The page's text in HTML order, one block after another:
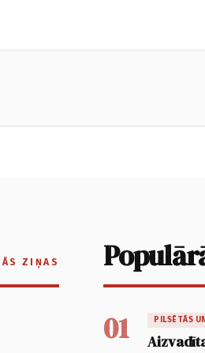
ZIŅAS
01 PILSĒTĀS